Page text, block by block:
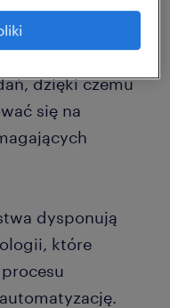
mogą wyręczyć
przejmując część
dzięki czemu
się na
dysponują
które